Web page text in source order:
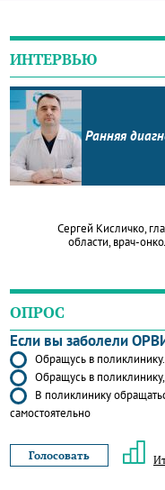
ИНТЕРВЬЮ
Ранняя
Сергей Кисличко,
области, врач-
ОПРОС
Если вы заболели
Обращусь в поликлинику.
Обращусь в
В поликлинику
самостоятельно